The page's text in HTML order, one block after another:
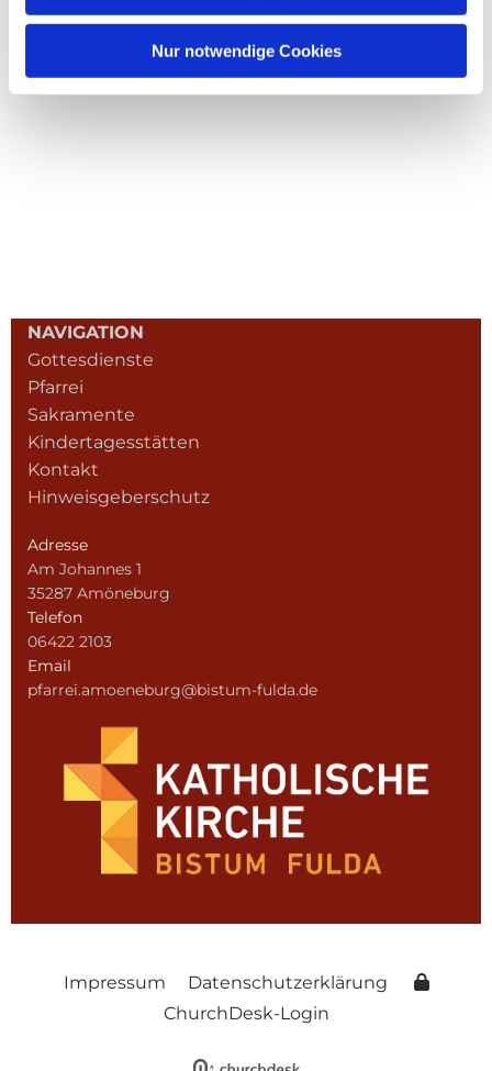
Nur notwendige Cookies
NAVIGATION
Gottesdienste
Pfarrei
Sakramente
Kindertagesstätten
Kontakt
Hinweisgeberschutz
Adresse
Am Johannes 1
35287 Amöneburg
Telefon
06422 2103
Email
pfarrei.amoeneburg@bistum-fulda.de
Impressum
Datenschutzerklärung
ChurchDesk-Login